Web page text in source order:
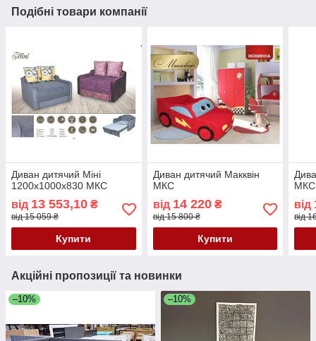
Подібні товари компанії
Диван дитячий Міні
1200х1000х830 МКС
від 13 553,10 ₴
від 15 059 ₴
Купити
Диван дитячий Макквін
МКС
від 14 220₴
від 15 800 ₴
Купити
МКС
від
від
Акційні пропозиції та новинки
–10% –10%